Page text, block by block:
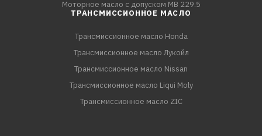
Моторное масло с допуском MB 229.5
ТРАНСМИССИОННОЕ МАСЛО
Трансмиссионное масло Honda
Трансмиссионное масло Лукойл
Трансмиссионное масло Nissan
Трансмиссионное масло Liqui Moly
Трансмиссионное масло ZIC